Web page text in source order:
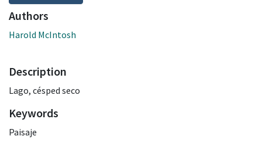
Authors
Harold McIntosh
Description
Lago, césped seco
Keywords
Paisaje